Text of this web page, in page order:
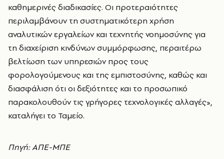
καθημερινές διαδικασίες. Οι προτεραιότητες
περιλαμβάνουν τη συστηματικότερη χρήση
αναλυτικών εργαλείων και τεχνητής νοημοσύνης για
τη διαχείριση κινδύνων συμμόρφωσης, περαιτέρω
βελτίωση των υπηρεσιών προς τους
φορολογούμενους και της εμπιστοσύνης, καθώς και
διασφάλιση ότι οι δεξιότητες και το προσωπικό
παρακολουθούν τις γρήγορες τεχνολογικές αλλαγές»,
καταλήγει το Ταμείο.
Πηγή: ΑΠΕ-ΜΠΕ